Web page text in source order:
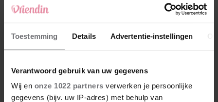
Toestemming Details Advertentie-instellingen
Verantwoord gebruik van uw gegevens
Wij en onze 1022 partners verwerken je persoonlijke
gegevens (bijv. uw IP-adres) met behulp van